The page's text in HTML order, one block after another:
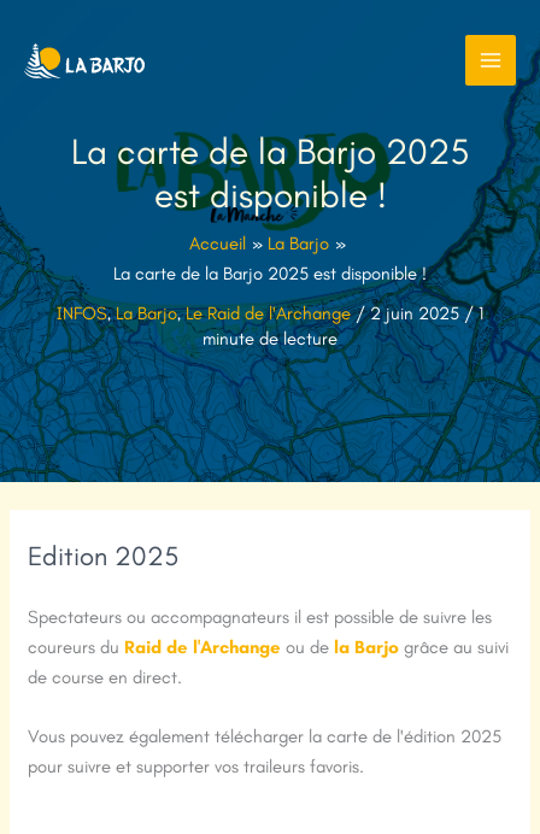
contenu
La carte de la Barjo 2025
est disponible !
Accueil
La Barjo
La carte de la Barjo 2025 est disponible !
INFOS,La Barjo,Le Raid de l'Archange/2 juin 2025/1
minute de lecture
Edition 2025
Spectateurs ou accompagnateurs il est possible de suivre les
coureurs du Raid de l'Archange ou de la Barjo grâce au suivi
de course en direct.
Vous pouvez également télécharger la carte de l'édition 2025
pour suivre et supporter vos traileurs favoris.